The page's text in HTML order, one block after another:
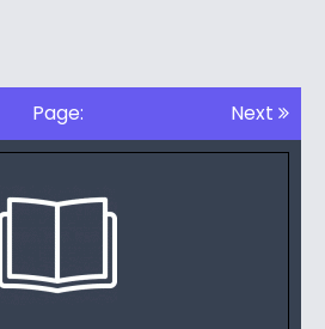
Page: Next